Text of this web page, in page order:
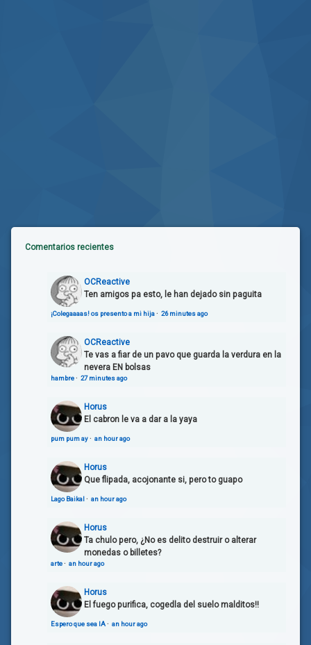
Comentarios recientes
OCReactive
Ten amigos pa esto, le han dejado sin paguita
¡Colegaaaas! os presento a mi hija· 26 minutes ago
OCReactive
Te vas a fiar de un pavo que guarda la verdura en la
nevera EN bolsas
hambre· 27 minutes ago
Horus
El cabron le va a dar a la yaya
pum pum ay· an hour ago
Horus
Que flipada, acojonante si, pero to guapo
Lago Baikal · an hour ago
Horus
Ta chulo pero, ¿No es delito destruir o alterar
monedas o billetes?
arte· an hour ago
Horus
El fuego purifica, cogedla del suelo malditos!!
Espero que sea IA· an hour ago